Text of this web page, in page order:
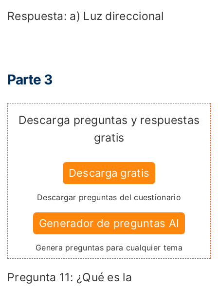
Respuesta: a) Luz direccional
Parte 3
Descarga preguntas y respuestas
gratis
Descarga gratis
Descargar preguntas del cuestionario
Generador de preguntas AI
Genera preguntas para cualquier tema
Pregunta 11: ¿Qué es la